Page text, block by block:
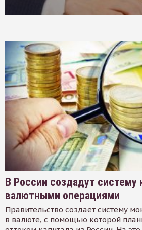
В России создадут систему
валютными операциями
Правительство создает систему
в валюте, с помощью которой